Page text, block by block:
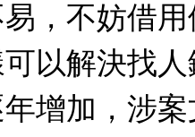
，不妨借
可以解決找
增加，涉